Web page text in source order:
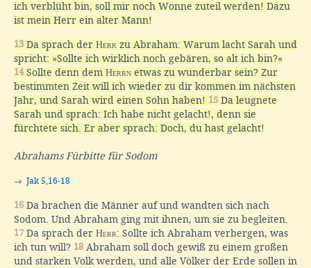
ich verblüht bin, soll mir noch Wonne zuteil werden! Dazu
ist mein Herr ein alter Mann!
13 Da sprach der Herr zu Abraham: Warum lacht Sarah und
spricht: »Sollte ich wirklich noch gebären, so alt ich bin?«
14Sollte denn dem Herrn etwas zu wunderbar sein? Zur
bestimmten Zeit will ich wieder zu dir kommen im nächsten
Jahr, und Sarah wird einen Sohn haben! 15 Da leugnete
Sarah und sprach: Ich habe nicht gelacht!, denn sie
fürchtete sich. Er aber sprach: Doch, du hast gelacht!
Abrahams Fürbitte für Sodom
→ Jak 5,16-18
16 Da brachen die Männer auf und wandten sich nach
Sodom. Und Abraham ging mit ihnen, um sie zu begleiten.
17 Da sprach der Herr: Sollte ich Abraham verbergen, was
ich tun will? 18 Abraham soll doch gewiß zu einem großen
und starken Volk werden, und alle Völker der Erde sollen in